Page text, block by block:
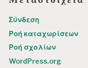
Σύνδεση
Ροή καταχωρίσεων
Ροή σχολίων
WordPress.org